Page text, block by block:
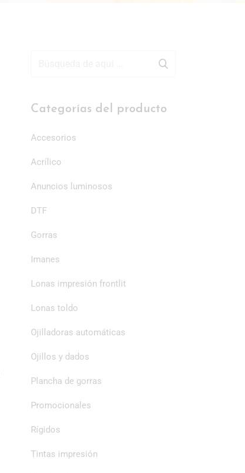
Categorías del producto
Accesorios
Acrílico
Anuncios luminosos
DTF
Gorras
Imanes
Lonas impresión frontlit
Lonas toldo
Ojilladoras automáticas
Ojillos y dados
Plancha de gorras
Promocionales
Rígidos
Tintas impresión